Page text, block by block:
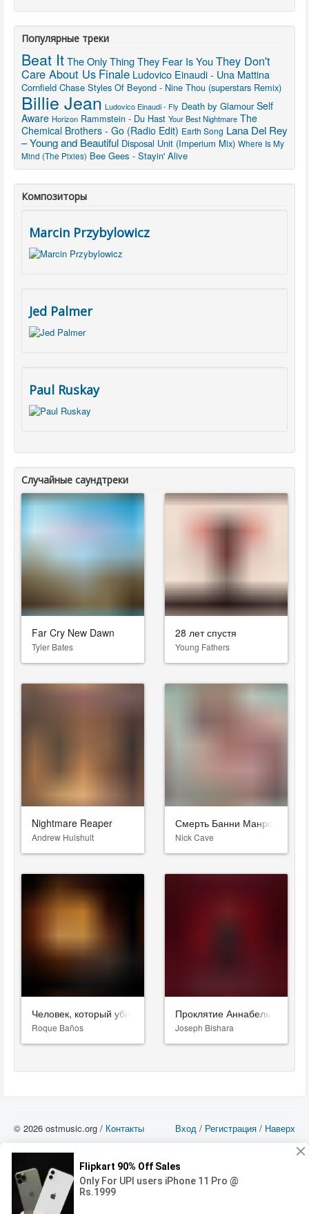
Популярные треки
Beat ItThe Only Thing They Fear Is You They Don't
Care About Us Finale Ludovico Einaudi - Una Mattina
Cornfield Chase Styles Of Beyond - Nine Thou (superstars Remix)
Billie Jean Ludovico Einaudi - Fly Death by Glamour Self
Aware Horizon Rammstein - Du Hast Your Best Nightmare The
Chemical Brothers - Go (Radio Edit) Earth Song Lana Del Rey
– Young and Beautiful Disposal Unit (Imperium Mix) Where Is My
Mind (The Pixies) Bee Gees - Stayin' Alive
Композиторы
Marcin Przybylowicz
Jed Palmer
Paul Ruskay
Случайные саундтреки
Far Cry New Dawn
Tyler Bates
28 лет спустя
Young Fathers
Nightmare Reaper
Andrew Hulshult
Смерть Банни Манро
Nick Cave
Человек, который убил Дон Кихота
Roque Baños
Проклятие Аннабель 3
Joseph Bishara
Вход / Регистрация / Наверх
© 2026 ostmusic.org / Контакты
можете использовать такие материалы только в том в случае, если
использование производится с ознакомительными целями - для прочих целей
вы должны приобрести лицензионную запись.